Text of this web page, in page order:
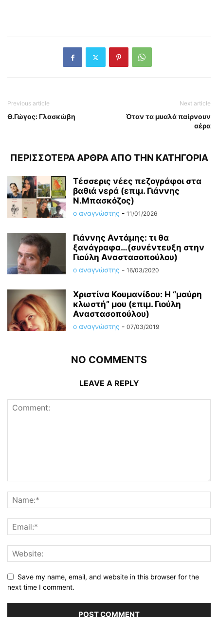
Previous article
Θ.Γώγος: Γλασκώβη
Next article
Όταν τα μυαλά παίρνουν
αέρα
ΠΕΡΙΣΣΟΤΕΡΑ ΑΡΘΡΑ ΑΠΟ ΤΗΝ ΚΑΤΗΓΟΡΙΑ
Τέσσερις νέες πεζογράφοι στα
βαθιά νερά (επιμ. Γιάννης
Ν.Μπασκόζος)
ο αναγνώστης - 11/01/2026
Γιάννης Αντάμης: τι θα
ξανάγραφα…(συνέντευξη στην
Γιούλη Αναστασοπούλου)
ο αναγνώστης - 16/03/2020
Χριστίνα Κουμανίδου: Η “μαύρη
κλωστή” μου (επιμ. Γιούλη
Αναστασοπούλου)
ο αναγνώστης - 07/03/2019
NO COMMENTS
LEAVE A REPLY
Save my name, email, and website in this browser for the
next time I comment.